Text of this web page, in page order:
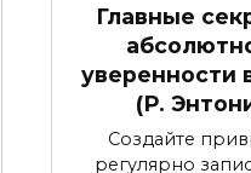
Главные
уверенности
(Р.
Создайте
регулярно